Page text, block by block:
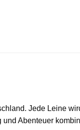
Jede Leine
Abenteuer